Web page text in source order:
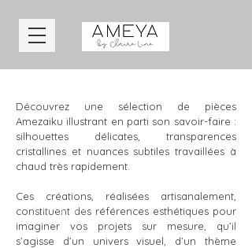
Découvrez une sélection de pièces
Amezaiku illustrant en parti son savoir-faire :
silhouettes délicates, transparences
cristallines et nuances subtiles travaillées à
chaud très rapidement.
Ces créations, réalisées artisanalement,
constituent des références esthétiques pour
imaginer vos projets sur mesure, qu’il
s’agisse d’un univers visuel, d’un thème
© Copyright